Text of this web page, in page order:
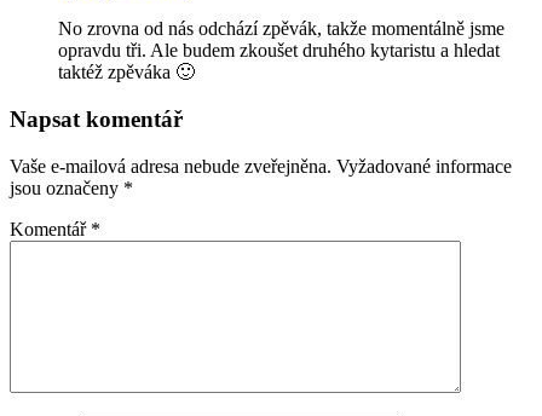
No zrovna od nás odchází zpěvák, takže momentálně jsme
opravdu tři. Ale budem zkoušet druhého kytaristu a hledat
taktéž zpěváka 🙂
Napsat komentář
Vaše e-mailová adresa nebude zveřejněna. Vyžadované informace
jsou označeny *
Komentář *